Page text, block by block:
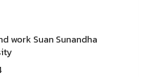
work Suan Sunandha